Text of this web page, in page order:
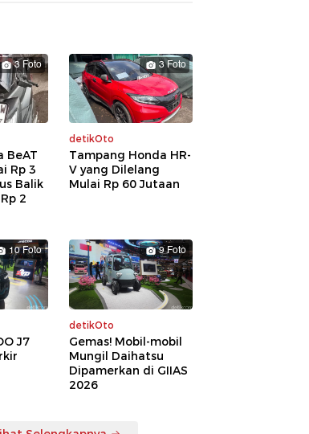
3 Foto
BeAT
Rp 3
Balik
2
3 Foto
detikOto
Tampang Honda HR-
V yang Dilelang
Mulai Rp 60 Jutaan
10 Foto
J7
9 Foto
detikOto
Gemas! Mobil-mobil
Mungil Daihatsu
Dipamerkan di GIIAS
2026